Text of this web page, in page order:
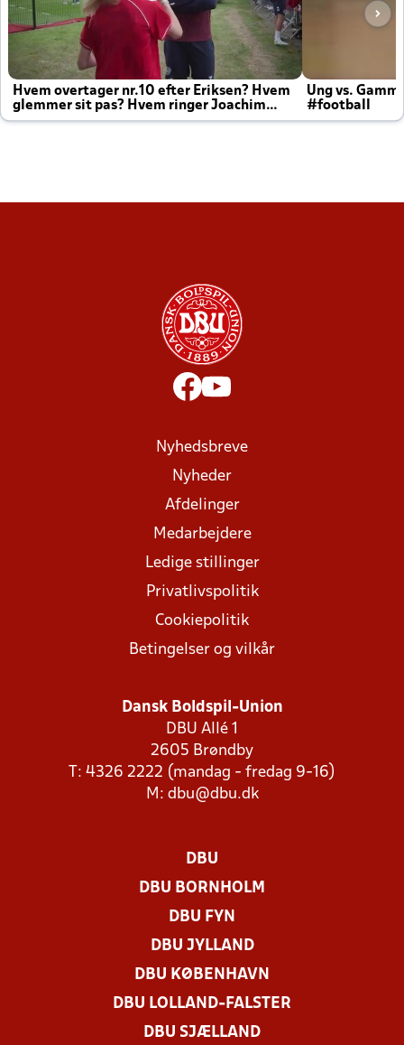
Hvem overtager nr.10 efter Eriksen? Hvem
glemmer sit pas? Hvem ringer Joachim
altid til efter kampe?
Ung vs.
#football
Nyhedsbreve
Nyheder
Afdelinger
Medarbejdere
Ledige stillinger
Privatlivspolitik
Cookiepolitik
Betingelser og vilkår
Dansk Boldspil-Union
DBU Allé 1
2605 Brøndby
T: 4326 2222 (mandag - fredag 9-16)
M: dbu@dbu.dk
DBU
DBU BORNHOLM
DBU FYN
DBU JYLLAND
DBU KØBENHAVN
DBU LOLLAND-FALSTER
DBU SJÆLLAND